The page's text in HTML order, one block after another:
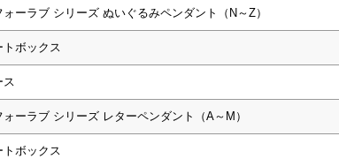
ォーラブ シリーズ ぬいぐるみペンダント（N～Z）
トボックス
ス
ォーラブ シリーズ レターペンダント（A～M）
トボックス